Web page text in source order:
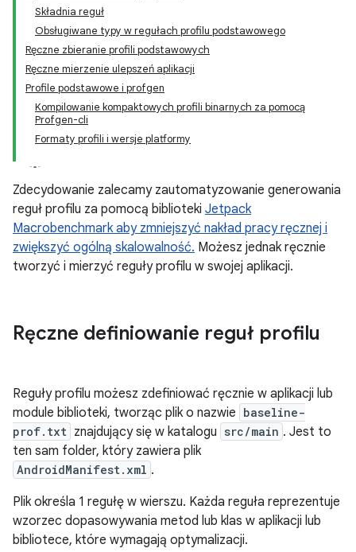
Składnia reguł
Obsługiwane typy w regułach profilu podstawowego
Ręczne zbieranie profili podstawowych
Ręczne mierzenie ulepszeń aplikacji
Profile podstawowe i profgen
Kompilowanie kompaktowych profili binarnych za pomocą
Profgen-cli
Formaty profili i wersje platformy
Zdecydowanie zalecamy zautomatyzowanie generowania
reguł profilu za pomocą biblioteki Jetpack
Macrobenchmark aby zmniejszyć nakład pracy ręcznej i
zwiększyć ogólną skalowalność. Możesz jednak ręcznie
tworzyć i mierzyć reguły profilu w swojej aplikacji.
Ręczne definiowanie reguł profilu
Reguły profilu możesz zdefiniować ręcznie w aplikacji lub
module biblioteki, tworząc plik o nazwie baseline-
prof.txt znajdujący się w katalogu src/main . Jest to
ten sam folder, który zawiera plik
AndroidManifest.xml .
Plik określa 1 regułę w wierszu. Każda reguła reprezentuje
wzorzec dopasowywania metod lub klas w aplikacji lub
bibliotece, które wymagają optymalizacji.